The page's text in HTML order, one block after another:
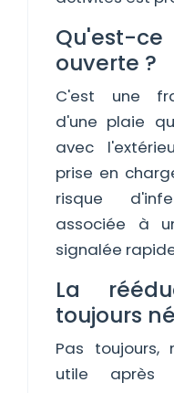
Qu'est-
ouverte ?
C'est une
d'une plaie
avec
prise en
risque
associée à
signalée
La
toujours
Pas
utile après